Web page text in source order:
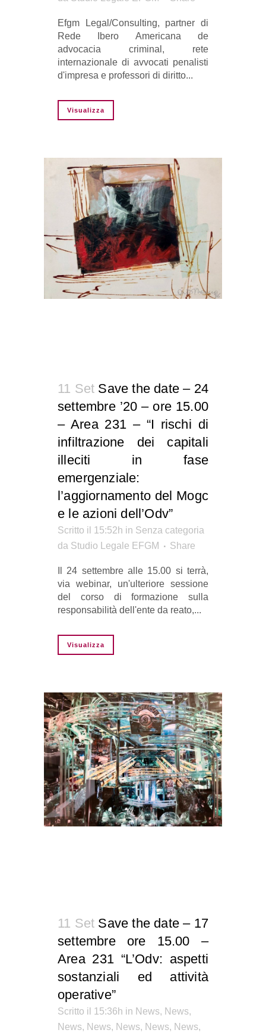
Efgm Legal/Consulting, partner di
Rede Ibero Americana de
advocacia criminal, rete
internazionale di avvocati penalisti
d'impresa e professori di diritto...
Visualizza
11 Set Save the date – 24
settembre ’20 – ore 15.00
– Area 231 – “I rischi di
infiltrazione dei capitali
illeciti in fase
emergenziale:
l’aggiornamento del Mogc
e le azioni dell’Odv”
Scritto il 15:52h in Senza categoria
da Studio Legale EFGM Share
Il 24 settembre alle 15.00 si terrà,
via webinar, un'ulteriore sessione
del corso di formazione sulla
responsabilità dell'ente da reato,...
Visualizza
11 Set Save the date – 17
settembre ore 15.00 –
Area 231 “L’Odv: aspetti
sostanziali ed attività
operative”
Scritto il 15:36h in News, News,
News, News, News, News, News,